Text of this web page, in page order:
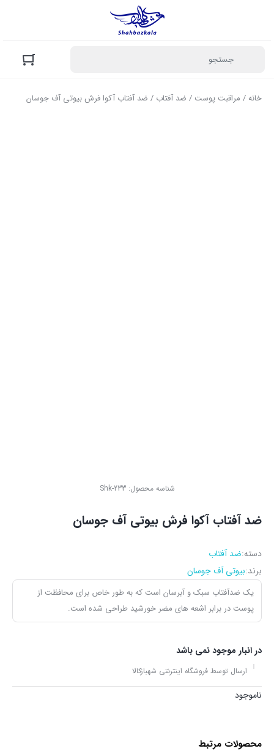
خانه/ مراقبت پوست / ضد آفتاب / ضد آفتاب آکوا فرش بیوتی آف جوسان
شناسه محصول:Shk-233
ضد آفتاب آکوا فرش بیوتی آف جوسان
دسته:ضد آفتاب
برند:بیوتی آف جوسان
یک ضدآفتاب سبک و آبرسان است که به طور خاص برای محافظت از
پوست در برابر اشعه های مضر خورشید طراحی شده است.
در انبار موجود نمی باشد
ارسال توسط فروشگاه اینترنتی شهبازکالا
ناموجود
محصولات مرتبط